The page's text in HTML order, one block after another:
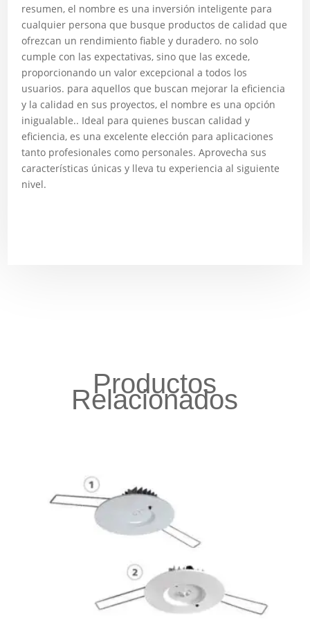
resumen, el nombre es una inversión inteligente para
cualquier persona que busque productos de calidad que
ofrezcan un rendimiento fiable y duradero. no solo
cumple con las expectativas, sino que las excede,
proporcionando un valor excepcional a todos los
usuarios. para aquellos que buscan mejorar la eficiencia
y la calidad en sus proyectos, el nombre es una opción
inigualable.. Ideal para quienes buscan calidad y
eficiencia, es una excelente elección para aplicaciones
tanto profesionales como personales. Aprovecha sus
características únicas y lleva tu experiencia al siguiente
nivel.
Productos
Relacionados